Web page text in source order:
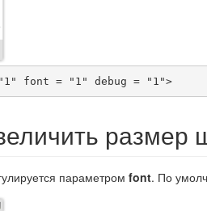
font = "1" debug = "1">
размер
параметром font. По